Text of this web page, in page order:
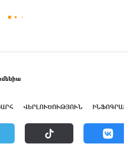
ՎԵՐԼՈՒԾՈՒԹՅՈՒՆ